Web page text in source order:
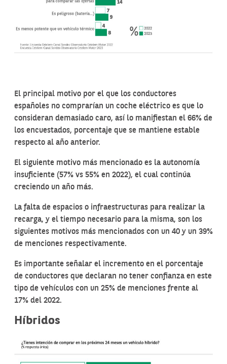
El principal motivo por el que los conductores
españoles no comprarían un coche eléctrico es que lo
consideran demasiado caro, así lo manifiestan el 66% de
los encuestados, porcentaje que se mantiene estable
respecto al año anterior.
El siguiente motivo más mencionado es la autonomía
insuficiente (57% vs 55% en 2022), el cual continúa
creciendo un año más.
La falta de espacios o infraestructuras para realizar la
recarga, y el tiempo necesario para la misma, son los
siguientes motivos más mencionados con un 40 y un 39%
de menciones respectivamente.
Es importante señalar el incremento en el porcentaje
de conductores que declaran no tener confianza en este
tipo de vehículos con un 25% de menciones frente al
17% del 2022.
Híbridos